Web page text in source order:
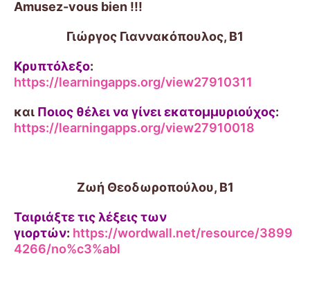
Amusez-vous bien !!!
Γιώργος Γιαννακόπουλος, Β1
Κρυπτόλεξο:
https://learningapps.org/view27910311
και Ποιος θέλει να γίνει εκατομμυριούχος:
https://learningapps.org/view27910018
Ζωή Θεοδωροπούλου, Β1
Ταιριάξτε τις λέξεις των
γιορτών: https://wordwall.net/resource/3899
4266/no%c3%abl